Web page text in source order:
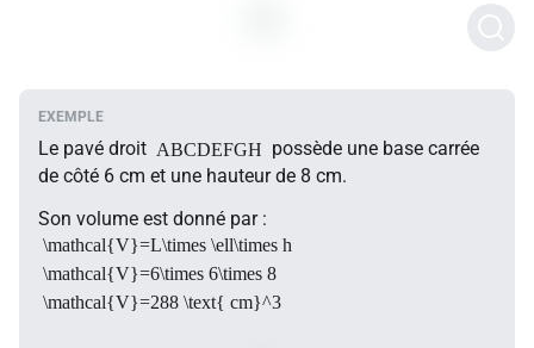
Le pavé droit ABCDEFGH possède une base carrée
de côté 6 cm et une hauteur de 8 cm.
Son volume est donné par :
\mathcal{V}=L\times \ell\times h
\mathcal{V}=6\times 6\times 8
\mathcal{V}=288 \text{ cm}^3